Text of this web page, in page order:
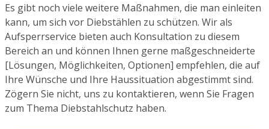
Es gibt noch viele weitere Maßnahmen, die man einleiten
kann, um sich vor Diebstählen zu schützen. Wir als
Aufsperrservice bieten auch Konsultation zu diesem
Bereich an und können Ihnen gerne maßgeschneiderte
[Lösungen, Möglichkeiten, Optionen] empfehlen, die auf
Ihre Wünsche und Ihre Haussituation abgestimmt sind.
Zögern Sie nicht, uns zu kontaktieren, wenn Sie Fragen
zum Thema Diebstahlschutz haben.